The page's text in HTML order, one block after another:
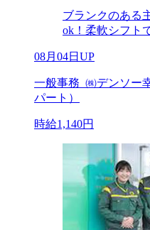
ブランクのある
ok！柔軟シフト
08月04日UP
一般事務_㈱デンソー
パート）
時給1,140円